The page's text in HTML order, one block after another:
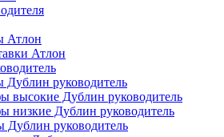
Атлон
Атлон
Дублин руководитель
высокие Дублин руководитель
низкие Дублин руководитель
Дублин руководитель